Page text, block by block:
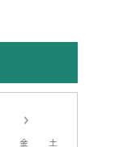
金 土